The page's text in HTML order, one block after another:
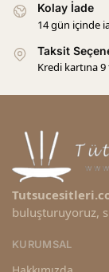
Kolay İade
14 gün içinde
Taksit
Kredi kartına
buluşturuyoruz,
KURUMSAL